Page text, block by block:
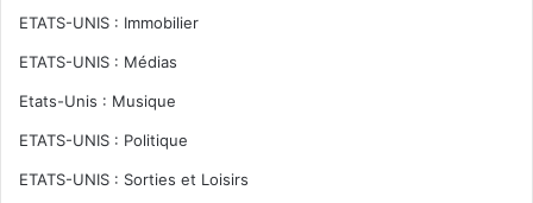
ETATS-UNIS : Immobilier
ETATS-UNIS : Médias
Etats-Unis : Musique
ETATS-UNIS : Politique
ETATS-UNIS : Sorties et Loisirs